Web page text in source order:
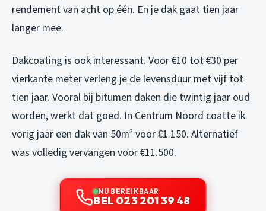
rendement van acht op één. En je dak gaat tien jaar
langer mee.
Dakcoating is ook interessant. Voor €10 tot €30 per
vierkante meter verleng je de levensduur met vijf tot
tien jaar. Vooral bij bitumen daken die twintig jaar oud
worden, werkt dat goed. In Centrum Noord coatte ik
vorig jaar een dak van 50m² voor €1.150. Alternatief
was volledig vervangen voor €11.500.
NU BEREIKBAAR
BEL 023 201 39 48